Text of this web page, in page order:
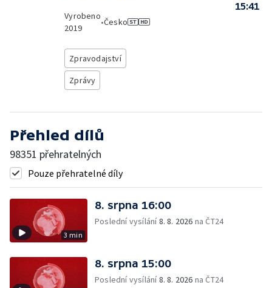
Vyrobeno
2019
•Česko
Zpravodajství
Zprávy
15:41
Přehled dílů
98351 přehratelných
Pouze přehratelné díly
3 min
8. srpna 16:00
Poslední vysílání8. 8. 2026 na ČT24
8. srpna 15:00
Poslední vysílání8. 8. 2026 na ČT24